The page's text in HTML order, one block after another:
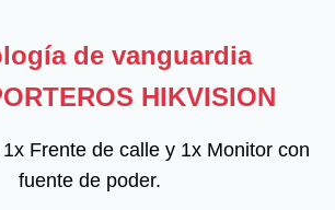
de vanguardia
HIKVISION
1x Frente de calle y 1x Monitor con
fuente de poder.